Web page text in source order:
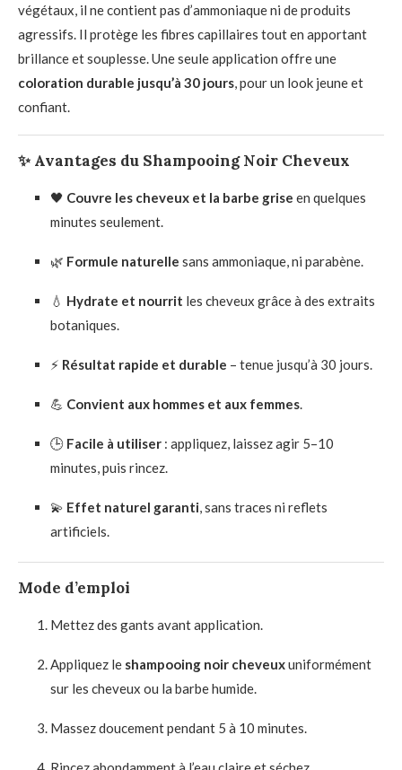
végétaux, il ne contient pas d’ammoniaque ni de produits
agressifs. Il protège les fibres capillaires tout en apportant
brillance et souplesse. Une seule application offre une
coloration durable jusqu’à 30 jours, pour un look jeune et
confiant.
✨ Avantages du Shampooing Noir Cheveux
🖤 Couvre les cheveux et la barbe grise en quelques
minutes seulement.
🌿 Formule naturelle sans ammoniaque, ni parabène.
💧 Hydrate et nourrit les cheveux grâce à des extraits
botaniques.
⚡ Résultat rapide et durable – tenue jusqu’à 30 jours.
💪 Convient aux hommes et aux femmes.
🕒 Facile à utiliser : appliquez, laissez agir 5–10
minutes, puis rincez.
💫 Effet naturel garanti, sans traces ni reflets
artificiels.
Mode d’emploi
Mettez des gants avant application.
Appliquez le shampooing noir cheveuxuniformément
sur les cheveux ou la barbe humide.
Massez doucement pendant 5 à 10 minutes.